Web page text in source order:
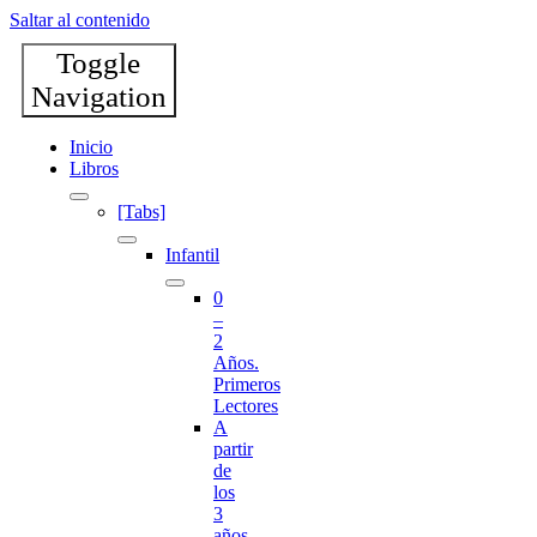
Saltar al contenido
Toggle
Navigation
Inicio
Libros
[Tabs]
Infantil
0
–
2
Años.
Primeros
Lectores
A
partir
de
los
3